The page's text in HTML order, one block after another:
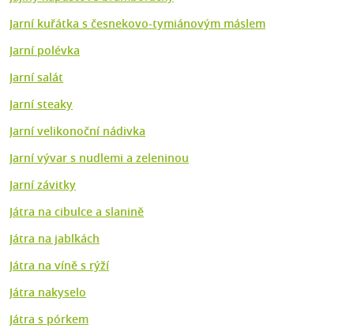
Jarní kuřátka s česnekovo-tymiánovým máslem
Jarní polévka
Jarní salát
Jarní steaky
Jarní velikonoční nádivka
Jarní vývar s nudlemi a zeleninou
Jarní závitky
Játra na cibulce a slanině
Játra na jablkách
Játra na víně s rýží
Játra nakyselo
Játra s pórkem